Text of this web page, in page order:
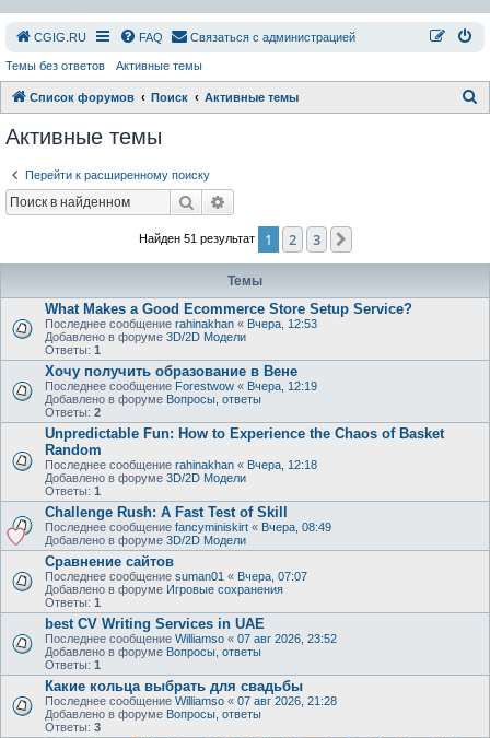
СGIG.RU FAQ Связаться с администрацией
Темы без ответов Активные темы
Список форумов Поиск Активные темы
Активные темы
Перейти к расширенному поиску
Поиск
Найден 51 результат 1 2 3
Темы
What Makes a Good Ecommerce Store Setup Service?
Последнее сообщение rahinakhan « Вчера, 12:53
Добавлено в форуме 3D/2D Модели
Ответы: 1
Хочу получить образование в Вене
Последнее сообщение Forestwow « Вчера, 12:19
Добавлено в форуме Вопросы, ответы
Ответы: 2
Unpredictable Fun: How to Experience the Chaos of Basket
Random
Последнее сообщение rahinakhan « Вчера, 12:18
Добавлено в форуме 3D/2D Модели
Ответы: 1
Challenge Rush: A Fast Test of Skill
Последнее сообщение fancyminiskirt « Вчера, 08:49
Добавлено в форуме 3D/2D Модели
Сравнение сайтов
Последнее сообщение suman01 « Вчера, 07:07
Добавлено в форуме Игровые сохранения
Ответы: 1
best CV Writing Services in UAE
Последнее сообщение Williamso « 07 авг 2026, 23:52
Добавлено в форуме Вопросы, ответы
Ответы: 1
Какие кольца выбрать для свадьбы
Последнее сообщение Williamso « 07 авг 2026, 21:28
Добавлено в форуме Вопросы, ответы
Ответы: 3